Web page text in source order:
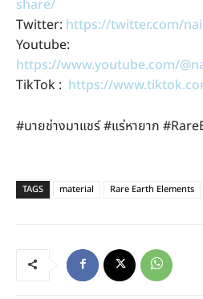
share/
Twitter: https://twitter.com/
Youtube:
https://www.youtube.com/
TikTok : https://
#นายช่างมาแชร์ #แร่หายาก
TAGS material Rare Earth Elements